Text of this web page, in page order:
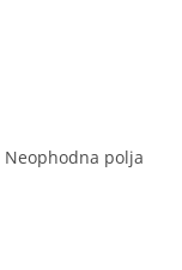
Neophodna polja